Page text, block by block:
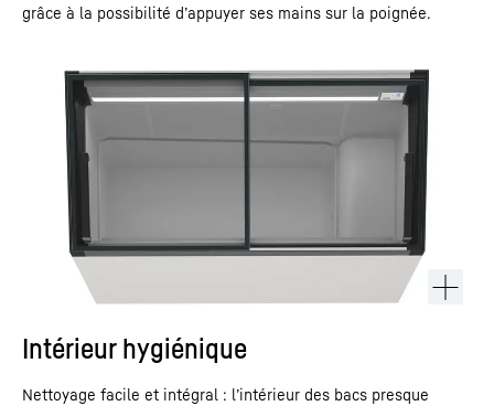
grâce à la possibilité d’appuyer ses mains sur la poignée.
Intérieur hygiénique
Nettoyage facile et intégral : l’intérieur des bacs presque